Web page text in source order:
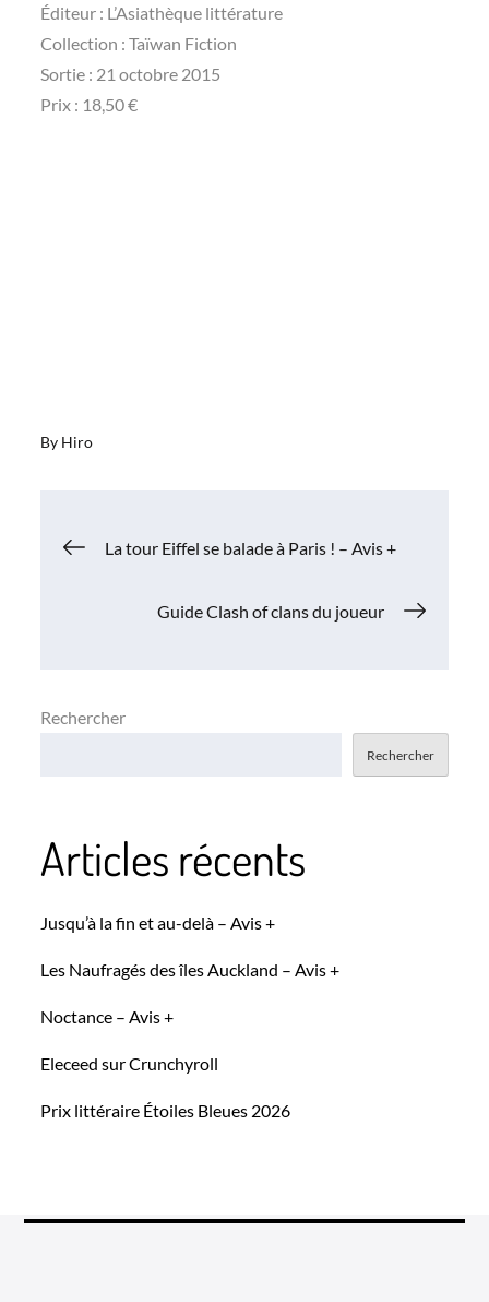
Éditeur : L’Asiathèque littérature
Collection : Taïwan Fiction
Sortie : 21 octobre 2015
Prix : 18,50 €
By Hiro
Navigation
La tour Eiffel se balade à Paris ! – Avis +
Guide Clash of clans du joueur
Rechercher
Rechercher
Articles récents
Jusqu’à la fin et au-delà – Avis +
Les Naufragés des îles Auckland – Avis +
Noctance – Avis +
Eleceed sur Crunchyroll
Prix littéraire Étoiles Bleues 2026